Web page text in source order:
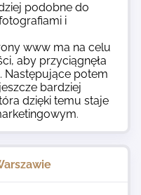
podobne do
i
www ma na celu
aby przyciągnęła
Następujące potem
jeszcze bardziej
dzięki temu staje
.